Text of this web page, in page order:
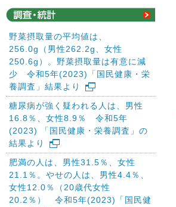
野菜摂取量の平均値は、
256.0g（男性262.2g、女性
250.6g）。野菜摂取量は有意に減
少 令和5年(2023)「国民健康・栄
養調査」結果より
糖尿病が強く疑われる人は、男性
16.8％、女性8.9％ 令和5年
(2023) 「国民健康・栄養調査」の
結果より
肥満の人は、男性31.5％、女性
21.1％。やせの人は、男性4.4％、
女性12.0％（20歳代女性
20.2％） 令和5年(2023)「国民健